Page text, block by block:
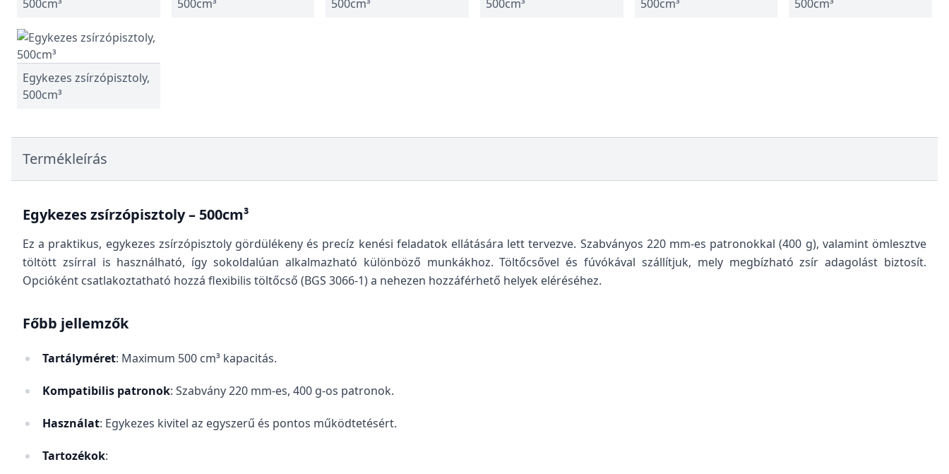
500cm³
500cm³
500cm³
500cm³
500cm³
500cm³
Egykezes zsírzópisztoly,
500cm³
Termékleírás
Egykezes zsírzópisztoly – 500cm³
Ez a praktikus, egykezes zsírzópisztoly gördülékeny és precíz kenési feladatok ellátására lett tervezve. Szabványos 220 mm-es patronokkal (400 g), valamint ömlesztve
töltött zsírral is használható, így sokoldalúan alkalmazható különböző munkákhoz. Töltőcsővel és fúvókával szállítjuk, mely megbízható zsír adagolást biztosít.
Opcióként csatlakoztatható hozzá flexibilis töltőcső (BGS 3066-1) a nehezen hozzáférhető helyek eléréséhez.
Főbb jellemzők
Tartályméret: Maximum 500 cm³ kapacitás.
Kompatibilis patronok: Szabvány 220 mm-es, 400 g-os patronok.
Használat: Egykezes kivitel az egyszerű és pontos működtetésért.
Tartozékok: